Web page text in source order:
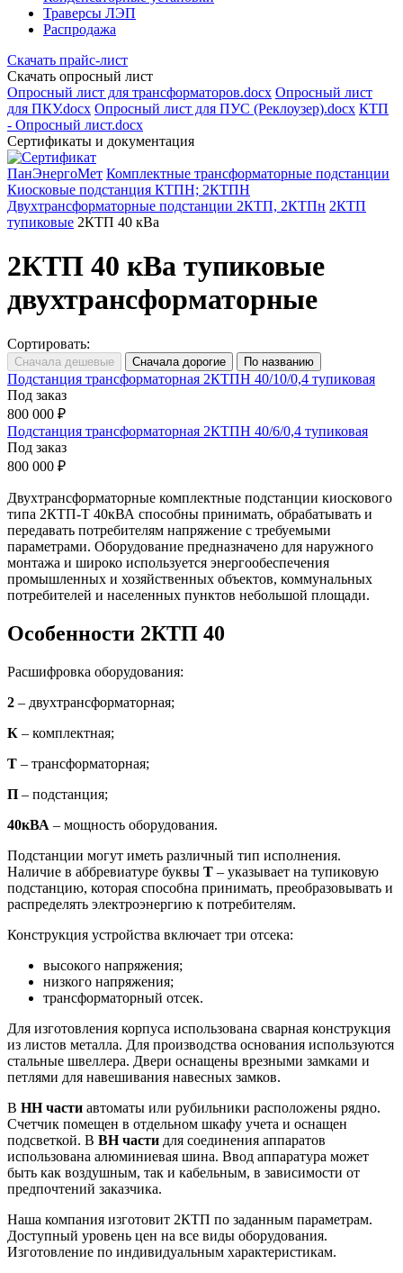
Траверсы ЛЭП
Распродажа
Скачать прайс-лист
Скачать опросный лист
Опросный лист для трансформаторов.docx Опросный лист
для ПКУ.docx Опросный лист для ПУС (Реклоузер).docx КТП
- Опросный лист.docx
Сертификаты и документация
ПанЭнергоМет Комплектные трансформаторные подстанции
Киосковые подстанция КТПН; 2КТПН
Двухтрансформаторные подстанции 2КТП, 2КТПн 2КТП
тупиковые 2КТП 40 кВа
2КТП 40 кВа тупиковые
двухтрансформаторные
Сортировать:
Подстанция трансформаторная 2КТПН 40/10/0,4 тупиковая
Под заказ
800 000 ₽
Подстанция трансформаторная 2КТПН 40/6/0,4 тупиковая
Под заказ
800 000 ₽
Двухтрансформаторные комплектные подстанции киоскового
типа 2КТП-Т 40кВА способны принимать, обрабатывать и
передавать потребителям напряжение с требуемыми
параметрами. Оборудование предназначено для наружного
монтажа и широко используется энергообеспечения
промышленных и хозяйственных объектов, коммунальных
потребителей и населенных пунктов небольшой площади.
Особенности 2КТП 40
Расшифровка оборудования:
2 – двухтрансформаторная;
К – комплектная;
Т – трансформаторная;
П – подстанция;
40кВА – мощность оборудования.
Подстанции могут иметь различный тип исполнения.
Наличие в аббревиатуре буквы Т – указывает на тупиковую
подстанцию, которая способна принимать, преобразовывать и
распределять электроэнергию к потребителям.
Конструкция устройства включает три отсека:
высокого напряжения;
низкого напряжения;
трансформаторный отсек.
Для изготовления корпуса использована сварная конструкция
из листов металла. Для производства основания используются
стальные швеллера. Двери оснащены врезными замками и
петлями для навешивания навесных замков.
В НН части автоматы или рубильники расположены рядно.
Счетчик помещен в отдельном шкафу учета и оснащен
подсветкой. В ВН части для соединения аппаратов
использована алюминиевая шина. Ввод аппаратура может
быть как воздушным, так и кабельным, в зависимости от
предпочтений заказчика.
Наша компания изготовит 2КТП по заданным параметрам.
Доступный уровень цен на все виды оборудования.
Изготовление по индивидуальным характеристикам.